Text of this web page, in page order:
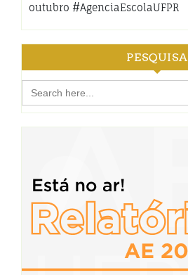
outubro #AgenciaEscolaUFPR
PESQUISA
Search
for: